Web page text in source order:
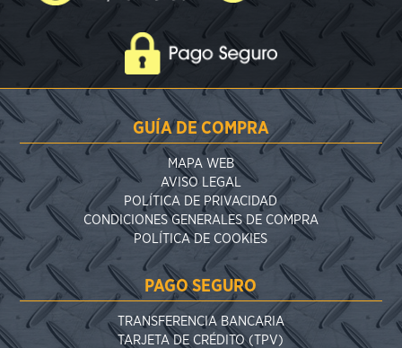
GUÍA DE COMPRA
MAPA WEB
AVISO LEGAL
POLÍTICA DE PRIVACIDAD
CONDICIONES GENERALES DE COMPRA
POLÍTICA DE COOKIES
PAGO SEGURO
TRANSFERENCIA BANCARIA
TARJETA DE CRÉDITO (TPV)